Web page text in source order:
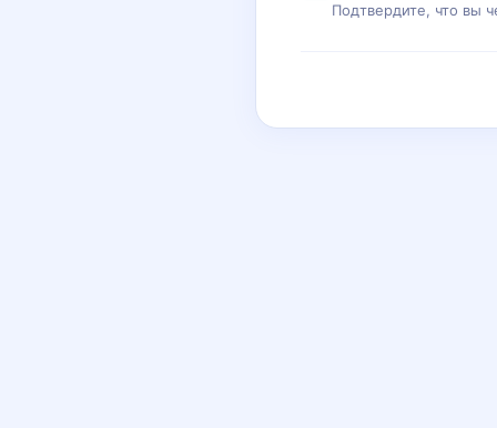
Подтвердите, что вы